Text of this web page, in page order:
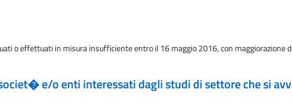
o effettuati in misura insufficiente entro il 16 maggio 2016, con maggiorazione
e/o enti interessati dagli studi di settore che si